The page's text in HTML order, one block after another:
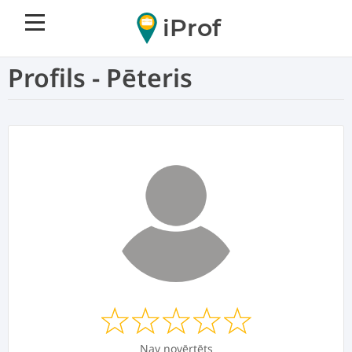
iProf
Profils - Pēteris
Nav novērtēts